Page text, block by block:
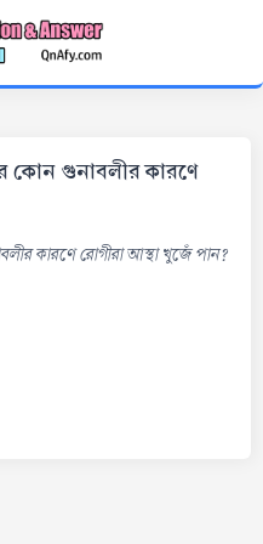
গুনাবলীর কারণে
কারণে রোগীরা আস্থা খুজেঁ পান?